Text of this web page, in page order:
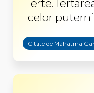
ierte.
celor
Citate de Mahatma